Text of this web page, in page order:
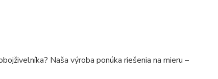
Naša výroba ponúka riešenia na mieru –